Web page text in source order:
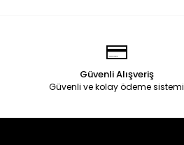
Güvenli Alışveriş
Güvenli ve kolay ödeme sistemi